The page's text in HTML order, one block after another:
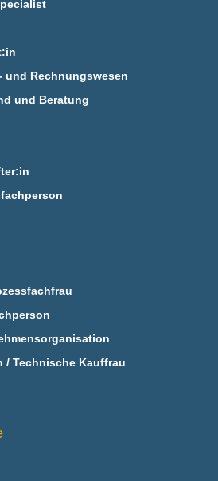
und Rechnungswesen
und Beratung
/ Technische Kauffrau